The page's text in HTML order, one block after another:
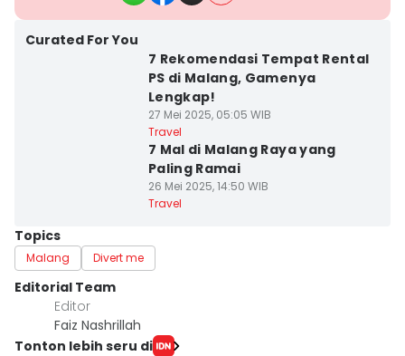
Curated For You
7 Rekomendasi Tempat Rental
PS di Malang, Gamenya
Lengkap!
27 Mei 2025, 05:05 WIB
Travel
7 Mal di Malang Raya yang
Paling Ramai
26 Mei 2025, 14:50 WIB
Travel
Topics
Malang Divert me
Editorial Team
Editor
Faiz Nashrillah
Tonton lebih seru di